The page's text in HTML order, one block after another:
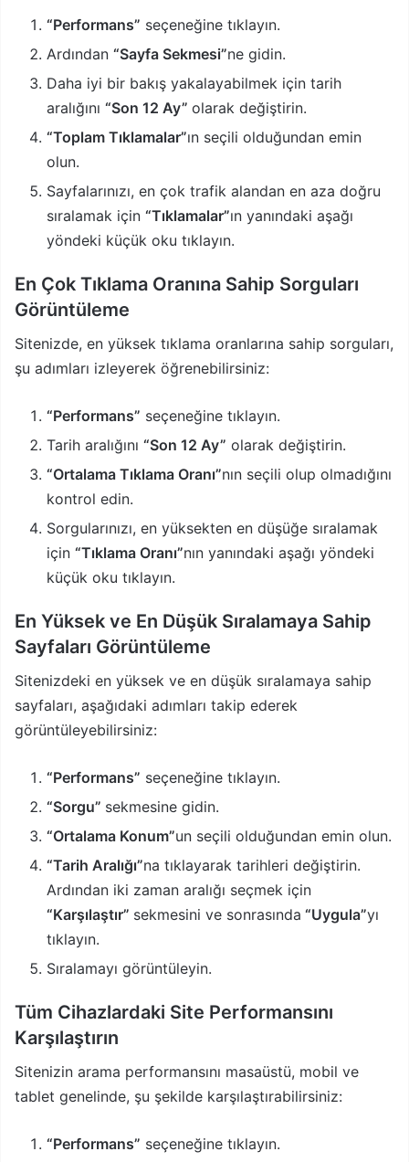
“Performans” seçeneğine tıklayın.
Ardından “Sayfa Sekmesi”ne gidin.
Daha iyi bir bakış yakalayabilmek için tarih
aralığını “Son 12 Ay” olarak değiştirin.
“Toplam Tıklamalar”ın seçili olduğundan emin
olun.
Sayfalarınızı, en çok trafik alandan en aza doğru
sıralamak için “Tıklamalar”ın yanındaki aşağı
yöndeki küçük oku tıklayın.
En Çok Tıklama Oranına Sahip Sorguları
Görüntüleme
Sitenizde, en yüksek tıklama oranlarına sahip sorguları,
şu adımları izleyerek öğrenebilirsiniz:
“Performans” seçeneğine tıklayın.
Tarih aralığını “Son 12 Ay” olarak değiştirin.
“Ortalama Tıklama Oranı”nın seçili olup olmadığını
kontrol edin.
Sorgularınızı, en yüksekten en düşüğe sıralamak
için “Tıklama Oranı”nın yanındaki aşağı yöndeki
küçük oku tıklayın.
En Yüksek ve En Düşük Sıralamaya Sahip
Sayfaları Görüntüleme
Sitenizdeki en yüksek ve en düşük sıralamaya sahip
sayfaları, aşağıdaki adımları takip ederek
görüntüleyebilirsiniz:
“Performans” seçeneğine tıklayın.
“Sorgu” sekmesine gidin.
“Ortalama Konum”un seçili olduğundan emin olun.
“Tarih Aralığı”na tıklayarak tarihleri değiştirin.
Ardından iki zaman aralığı seçmek için
“Karşılaştır” sekmesini ve sonrasında “Uygula”yı
tıklayın.
Sıralamayı görüntüleyin.
Tüm Cihazlardaki Site Performansını
Karşılaştırın
Sitenizin arama performansını masaüstü, mobil ve
tablet genelinde, şu şekilde karşılaştırabilirsiniz:
“Performans” seçeneğine tıklayın.